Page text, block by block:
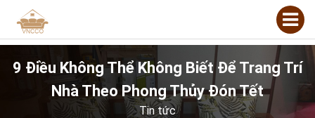
9 Điều Không Thể Không Biết Để Trang Trí
Nhà Theo Phong Thủy Đón Tết
Tin tức